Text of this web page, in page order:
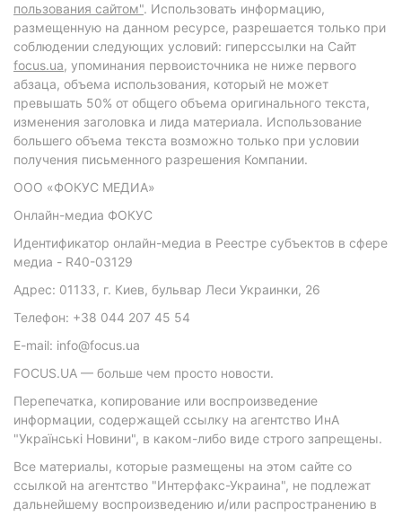
пользования сайтом". Использовать информацию,
размещенную на данном ресурсе, разрешается только при
соблюдении следующих условий: гиперссылки на Сайт
focus.ua, упоминания первоисточника не ниже первого
абзаца, объема использования, который не может
превышать 50% от общего объема оригинального текста,
изменения заголовка и лида материала. Использование
большего объема текста возможно только при условии
получения письменного разрешения Компании.
ООО «ФОКУС МЕДИА»
Онлайн-медиа ФОКУС
Идентификатор онлайн-медиа в Реестре субъектов в сфере
медиа - R40-03129
Адрес: 01133, г. Киев, бульвар Леси Украинки, 26
Телефон: +38 044 207 45 54
E-mail: info@focus.ua
FOCUS.UA — больше чем просто новости.
Перепечатка, копирование или воспроизведение
информации, содержащей ссылку на агентство ИнА
"Українські Новини", в каком-либо виде строго запрещены.
Все материалы, которые размещены на этом сайте со
ссылкой на агентство "Интерфакс-Украина", не подлежат
дальнейшему воспроизведению и/или распространению в